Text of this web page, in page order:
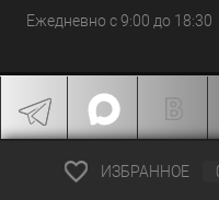
Ежедневно с 9:00 до 18:30
ИЗБРАННОЕ